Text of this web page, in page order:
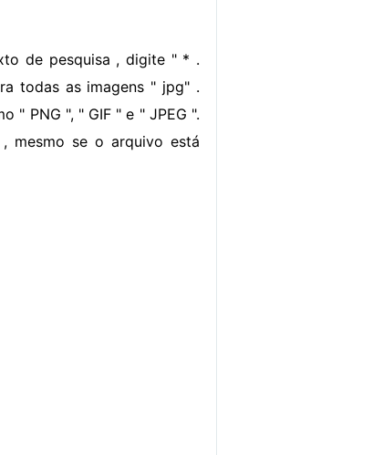
de pesquisa , digite " * .
todas as imagens " jpg" .
" PNG ", " GIF " e " JPEG ".
mesmo se o arquivo está